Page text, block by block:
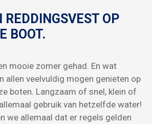
REDDINGSVEST OP
BOOT.
mooie zomer gehad. En wat
allen veelvuldig mogen genieten op
boten. Langzaam of snel, klein of
gebruik van hetzelfde water!
we allemaal dat er regels gelden